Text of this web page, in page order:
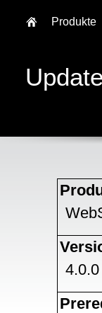
4.0.0
Produkte